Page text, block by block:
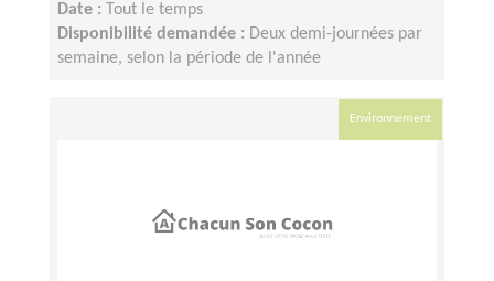
Date :
Tout le temps
Disponibilité demandée : Deux demi-journées par
semaine, selon la période de l'année
Environnement